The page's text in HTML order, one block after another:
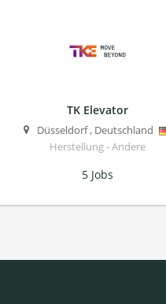
TK Elevator
Düsseldorf, Deutschland
Herstellung - Andere
5 Jobs